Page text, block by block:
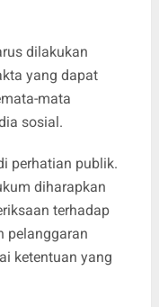
dilakukan
yang dapat
mata
sosial.
perhatian publik.
diharapkan
terhadap
pelanggaran
ketentuan yang